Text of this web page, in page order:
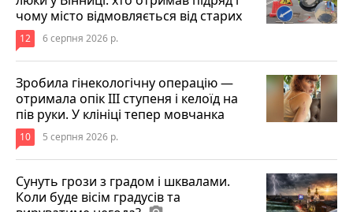
чому місто відмовляється від старих
12 6 серпня 2026 р.
Зробила гінекологічну операцію —
отримала опік ІІІ ступеня і келоїд на
пів руки. У клініці тепер мовчанка
10 5 серпня 2026 р.
Сунуть грози з градом і шквалами.
Коли буде вісім градусів та